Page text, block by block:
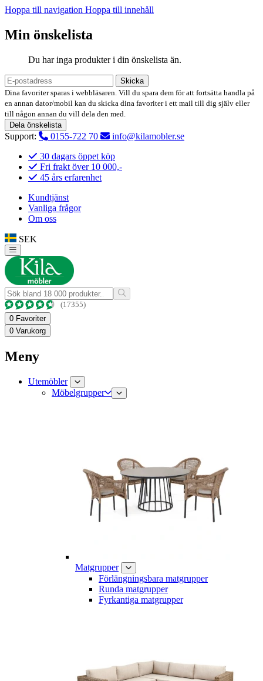
Hoppa till navigation Hoppa till innehåll
Min önskelista
Du har inga produkter i din önskelista än.
Skicka
Dina favoriter sparas i webbläsaren. Vill du spara dem för att fortsätta handla på
en annan dator/mobil kan du skicka dina favoriter i ett mail till dig själv eller
till någon annan du vill dela den med.
Dela önskelista
Support: 0155-722 70
info@kilamobler.se
30 dagars öppet köp
Fri frakt över 10 000,-
45 års erfarenhet
Kundtjänst
Vanliga frågor
Om oss
SEK
(17355)
0 Favoriter
0 Varukorg
Meny
Utemöbler
Möbelgrupper
Matgrupper
Förlängningsbara matgrupper
Runda matgrupper
Fyrkantiga matgrupper